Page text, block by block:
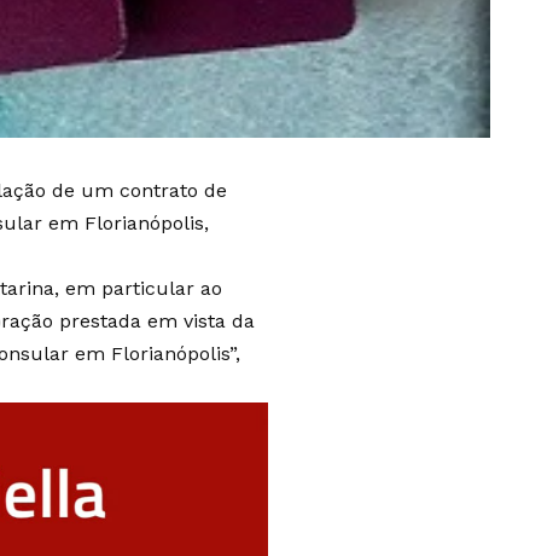
de um contrato de
em Florianópolis,
em particular ao
prestada em vista da
em Florianópolis”,